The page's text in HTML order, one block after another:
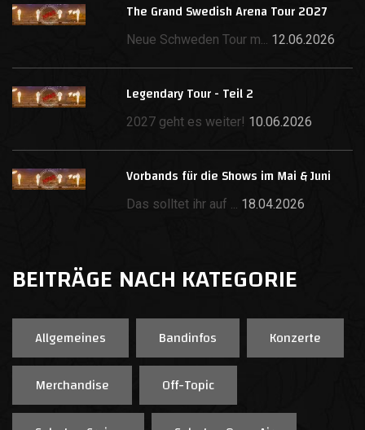
The Grand Swedish Arena Tour 2027
Neue Schweden Tour m... 12.06.2026
Legendary Tour - Teil 2
2027 geht es weiter! 10.06.2026
Vorbands für die Shows im Mai & Juni
Das solltet ihr auf ... 18.04.2026
BEITRÄGE NACH KATEGORIE
Allgemeines Bandinfos
Konzerte
Merchandise
Off-Topic